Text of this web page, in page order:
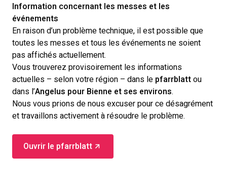
Information concernant les messes et les
événements
En raison d’un problème technique, il est possible que
toutes les messes et tous les événements ne soient
pas affichés actuellement.
Vous trouverez provisoirement les informations
actuelles – selon votre région – dans le pfarrblattou
dans l’Angelus pour Bienne et ses environs.
Nous vous prions de nous excuser pour ce désagrément
et travaillons activement à résoudre le problème.
Ouvrir le pfarrblatt